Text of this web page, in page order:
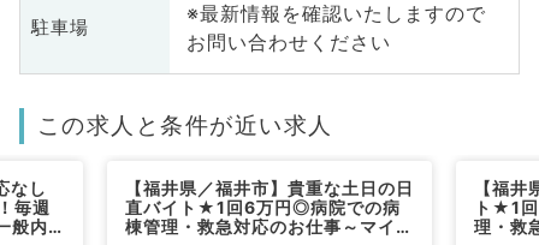
駐車場
※最新情報を確認いたしますので
お問い合わせください
この求人と条件が近い求人
なし
毎週
般内
【福井県／福井市】貴重な土日の日
直バイト★1回6万円◎病院での病
棟管理・救急対応のお仕事～マイカ
【福
ト★1
理・救